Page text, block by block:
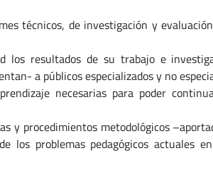
técnicos, de investigación y
los resultados de su trabajo e
a públicos especializados y no
necesarias para poder
y procedimientos metodológicos
los problemas pedagógicos actuales